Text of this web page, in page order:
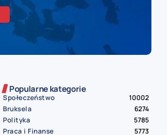
Popularne kategorie
Społeczeństwo
10002
Bruksela
6274
Polityka
5785
Praca i Finanse
5773